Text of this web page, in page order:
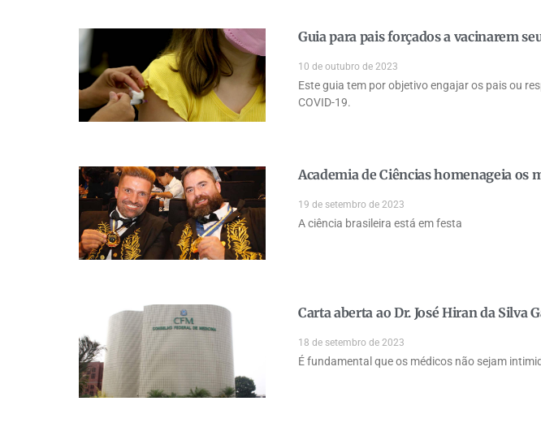
Guia para pais forçados a vacinarem
10 de outubro de 2023
Este guia tem por objetivo engajar os pais ou
COVID-19.
Academia de Ciências homenageia os
19 de setembro de 2023
A ciência brasileira está em festa
Carta aberta ao Dr. José Hiran da Silva
18 de setembro de 2023
É fundamental que os médicos não sejam